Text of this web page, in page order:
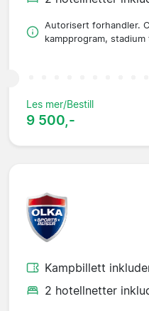
Autorisert forhandler.
kampprogram,
Les mer/Bestill
9 500,-
Kampbillett
2 hotellnetter